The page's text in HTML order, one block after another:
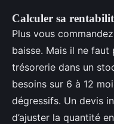
Calculer sa
Plus vous
baisse. Mais il ne
trésorerie dans un
besoins sur 6 à 12
dégressifs. Un devis
d’ajuster la quantité